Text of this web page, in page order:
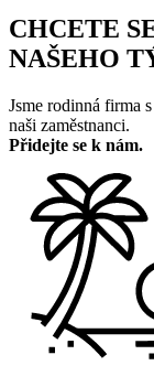
CHCETE
NAŠEHO
Jsme rodinná firma
naši zaměstnanci.
Přidejte se k nám.